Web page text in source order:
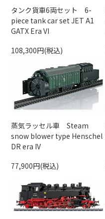
タンク貨車6両セット 6-
piece tank car set JET A1
GATX Era VI
108,300円(税込)
蒸気ラッセル車 Steam
snow blower type Henschel
DR era IV
77,900円(税込)